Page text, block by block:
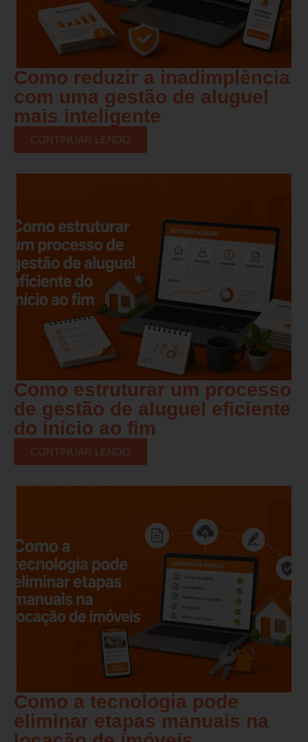
Como reduzir a inadimplência
com uma gestão de aluguel
mais inteligente
CONTINUAR LENDO
Como estruturar um processo
de gestão de aluguel eficiente
do início ao fim
CONTINUAR LENDO
Como a tecnologia pode
eliminar etapas manuais na